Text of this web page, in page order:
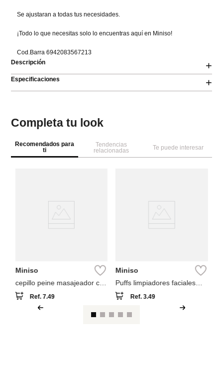
Se ajustaran a todas tus necesidades.
¡Todo lo que necesitas solo lo encuentras aquí en Miniso!
Cod.Barra 6942083567213
Descripción
+
Especificaciones +
Completa tu look
Recomendados para
ti
Tendencias
relacionadas
Te puede interesar
Miniso
cepillo peine masajeador con
cojín bebé classic
comfortable
Ref.7.49
Miniso
Puffs limpiadores faciales
forma de corazón (5
unidades)
Ref. 3.49